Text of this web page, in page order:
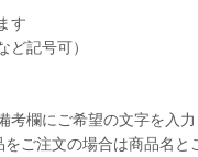
す
ど記号可）
欄にご希望の文字を入力
ご注文の場合は商品名と